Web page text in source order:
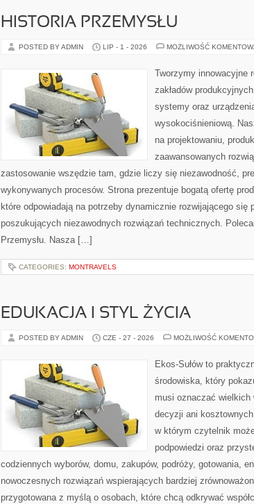
HISTORIA PRZEMYSŁU
POSTED BY ADMIN LIP - 1 - 2026 MOŻLIWOŚĆ
Tworzymy innowacyjne
zakładów
systemy oraz
wysokociśnieniową.
na projektowaniu,
zaawansowanych
zastosowanie wszędzie tam, gdzie liczy się niezawodność,
wykonywanych procesów. Strona prezentuje bogatą ofertę
które odpowiadają na potrzeby dynamicznie rozwijającego się
poszukujących niezawodnych rozwiązań technicznych.
Przemysłu. Nasza […]
CATEGORIES: MONTRAVELS
EDUKACJA I STYL ŻYCIA
POSTED BY ADMIN CZE - 27 - 2026 MOŻLIWOŚĆ
Ekos-Sułów to
środowiska, który
musi oznaczać
decyzji ani
w którym czytelnik
podpowiedzi oraz
codziennych wyborów, domu, zakupów, podróży, gotowania,
nowoczesnych rozwiązań wspierających bardziej
przygotowana z myślą o osobach, które chcą odkrywać